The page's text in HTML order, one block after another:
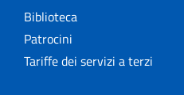
Biblioteca
Patrocini
Tariffe dei servizi a terzi